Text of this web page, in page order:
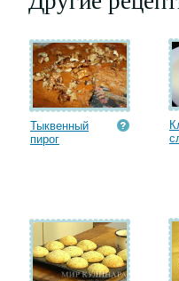
Тыквенный
пирог